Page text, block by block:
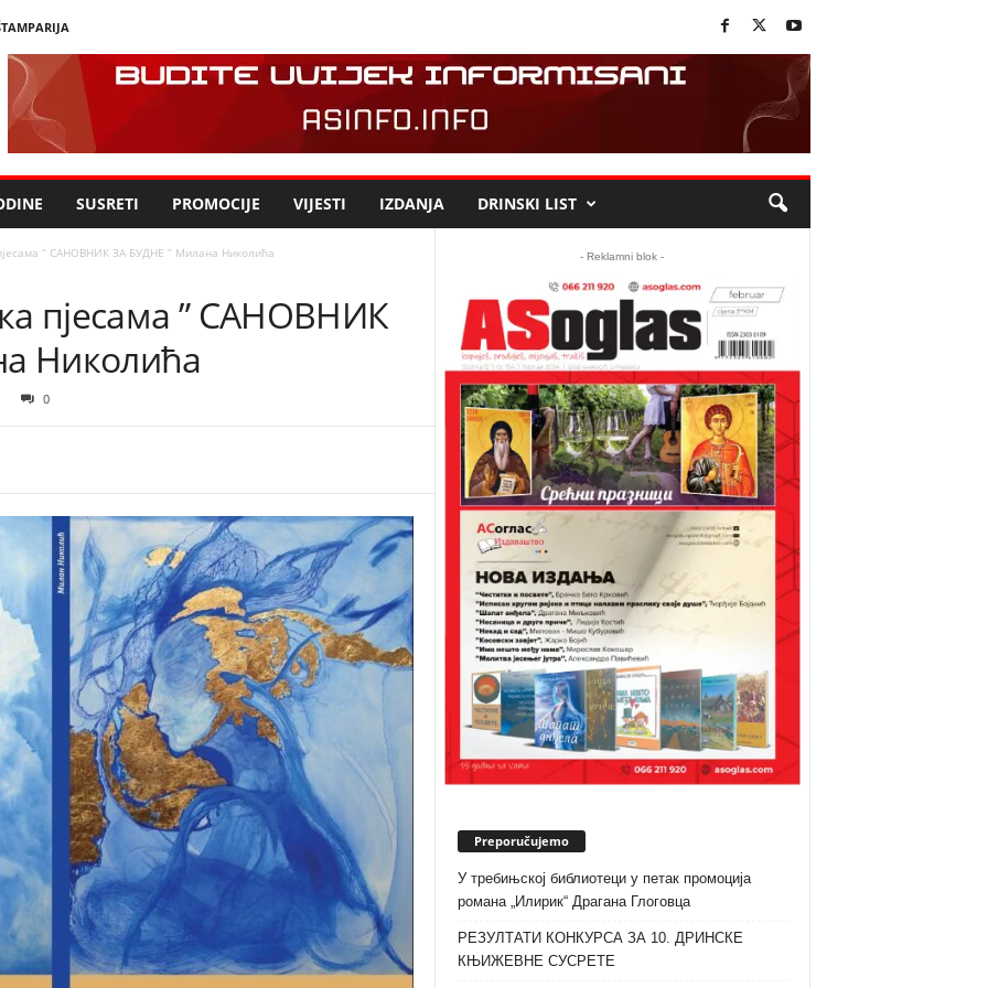
SUSRETI PROMOCIJE VIJESTI IZDANJA DRINSKI LIST
” САНОВНИК ЗА БУДНЕ ” Милана Николића
пјесама ” САНОВНИК
Николића
0
- Reklamni blok -
Preporučujemo
У требињској библиотеци у петак промоција
романа „Илирик“ Драгана Глоговца
РЕЗУЛТАТИ КОНКУРСА ЗА 10. ДРИНСКЕ
КЊИЖЕВНЕ СУСРЕТЕ